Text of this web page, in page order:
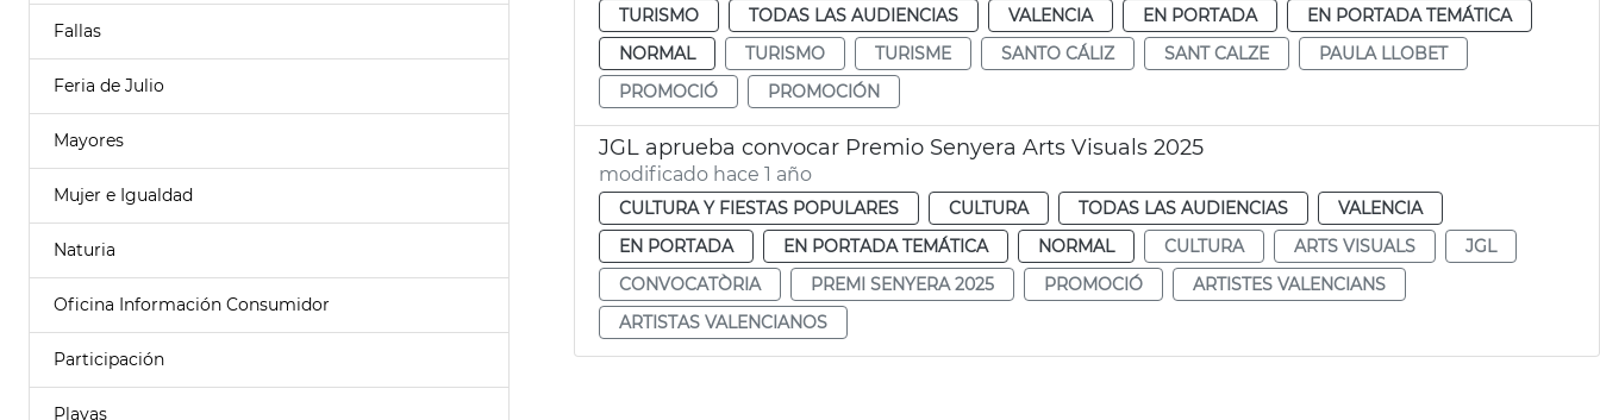
Fallas
Feria de Julio
Mayores
Mujer e Igualdad
Naturia
Oficina Información Consumidor
Participación
Playas
TURISMO TODAS LAS AUDIENCIAS VALENCIA EN PORTADA
EN PORTADA TEMÁTICA
NORMAL
TURISMO TURISME SANTO CÁLIZ SANT CALZE
PAULA LLOBET
PROMOCIÓ
PROMOCIÓN
JGL aprueba convocar Premio Senyera Arts Visuals 2025
modificado hace 1 año
CULTURA Y FIESTAS POPULARES CULTURA TODAS LAS AUDIENCIAS
VALENCIA
EN PORTADA
EN PORTADA TEMÁTICA NORMAL CULTURA ARTS VISUALS
JGL
CONVOCATÒRIA
PREMI SENYERA 2025 PROMOCIÓ
ARTISTES VALENCIANS
ARTISTAS VALENCIANOS